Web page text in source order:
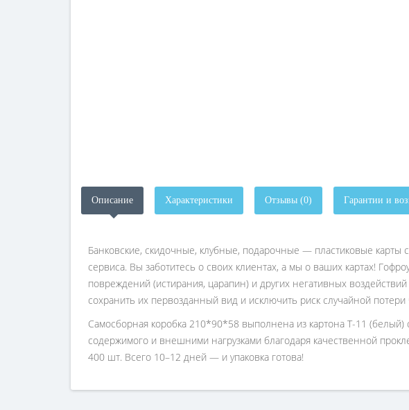
Описание Характеристики Отзывы (0) Гарантии и
Банковские, скидочные, клубные, подарочные — пластиковые
сервиса. Вы заботитесь о своих клиентах, а мы о ваших картах!
повреждений (истирания, царапин) и других негативных
сохранить их первозданный вид и исключить риск случайной потери
Самосборная коробка 210*90*58 выполнена из картона Т-11
содержимого и внешними нагрузками благодаря качественной
400 шт. Всего 10–12 дней — и упаковка готова!